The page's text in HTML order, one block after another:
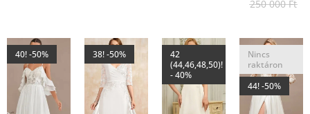
250 000Ft
40! -50% 38! -50%
42
(44,46,48,50)!
- 40%
Nincs
raktáron
44! -50%